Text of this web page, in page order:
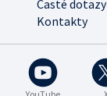
Časté dotazy
Kontakty